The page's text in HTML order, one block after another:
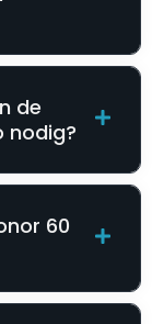
de
nodig?
60